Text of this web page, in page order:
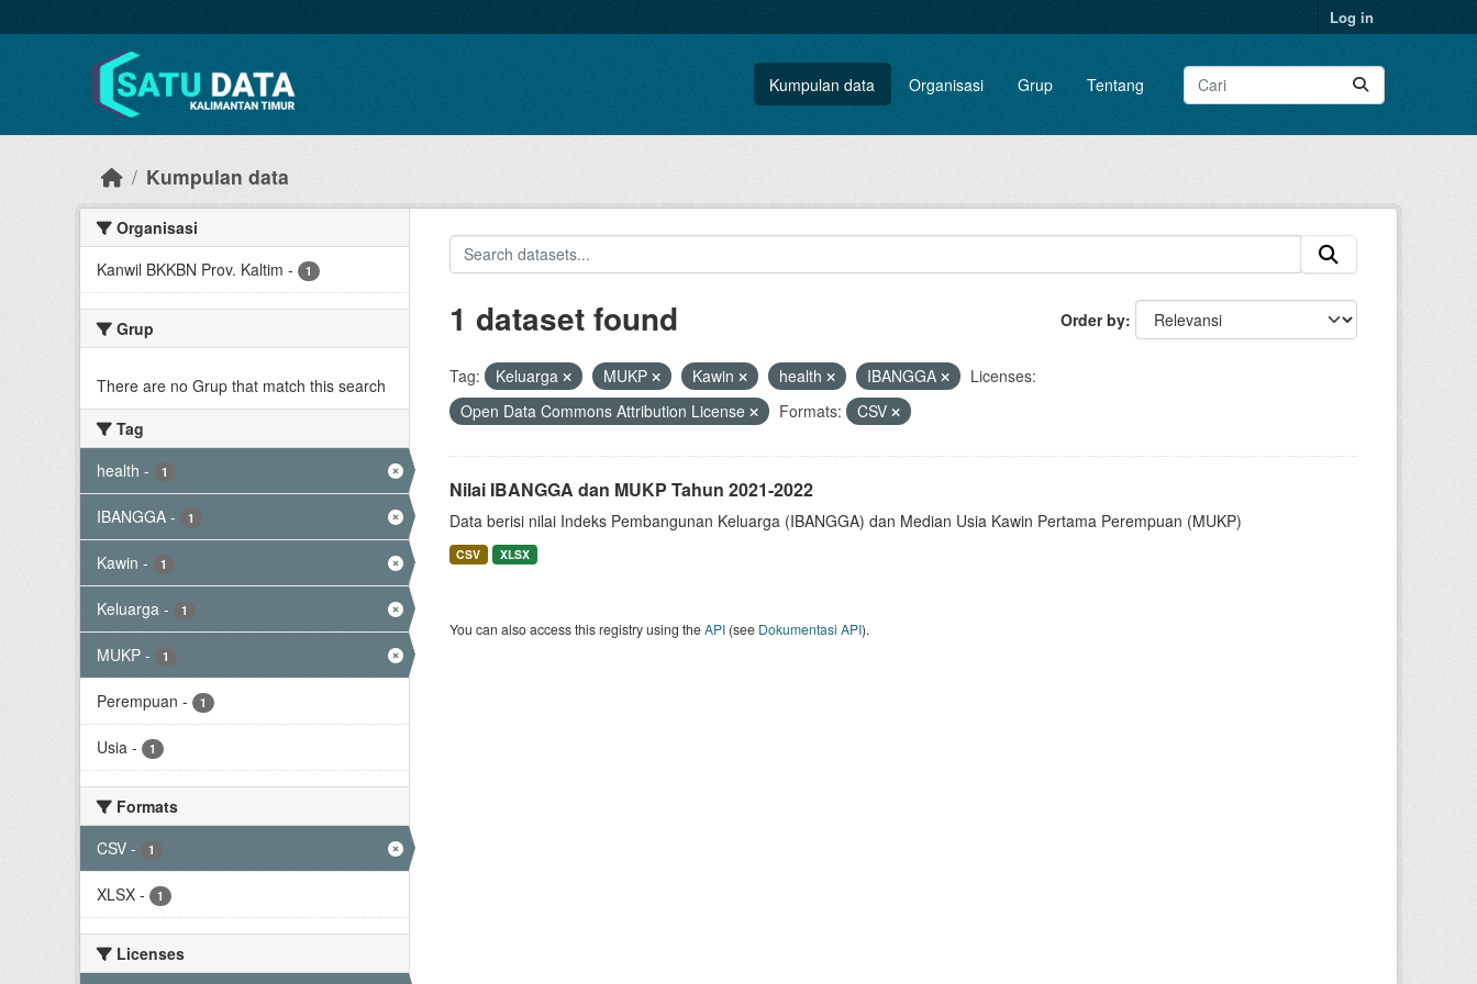
Log in
Kumpulan data Organisasi Grup Tentang
Kumpulan data
Organisasi
Kanwil BKKBN Prov. Kaltim - 1
Grup
There are no Grup that match this search
Tag
health - 1
IBANGGA - 1
Kawin - 1
Keluarga - 1
MUKP - 1
Perempuan - 1
Usia - 1
Formats
CSV - 1
XLSX - 1
Licenses
Order by
1 dataset found
Tag: Keluarga MUKP Kawin health IBANGGA
Licenses:
Open Data Commons Attribution License
Formats: CSV
Nilai IBANGGA dan MUKP Tahun 2021-2022
Data berisi nilai Indeks Pembangunan Keluarga (IBANGGA) dan Median Usia Kawin Pertama Perempuan (MUKP)
CSV XLSX
You can also access this registry using theAPI(see Dokumentasi API).